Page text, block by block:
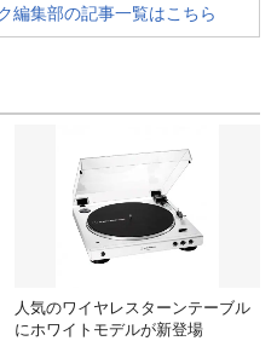
編集部の記事一覧はこちら
人気のワイヤレスターンテーブル
にホワイトモデルが新登場